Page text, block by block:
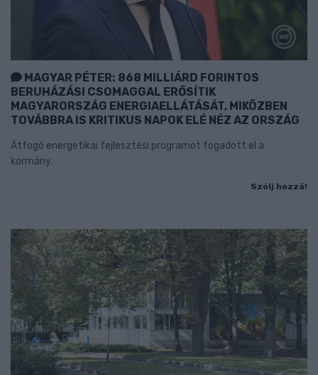
MAGYAR PÉTER: 868 MILLIÁRD FORINTOS
BERUHÁZÁSI CSOMAGGAL ERŐSÍTIK
MAGYARORSZÁG ENERGIAELLÁTÁSÁT, MIKÖZBEN
TOVÁBBRA IS KRITIKUS NAPOK ELÉ NÉZ AZ ORSZÁG
Átfogó energetikai fejlesztési programot fogadott el a
kormány.
Szólj hozzá!